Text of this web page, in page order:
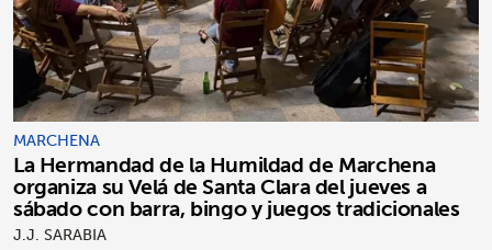
MARCHENA
La Hermandad de la Humildad de Marchena
organiza su Velá de Santa Clara del jueves a
sábado con barra, bingo y juegos tradicionales
J.J. SARABIA